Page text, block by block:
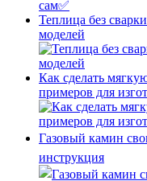
Теплица без
моделей
Как сделать
примеров для
Газовый камин
инструкция